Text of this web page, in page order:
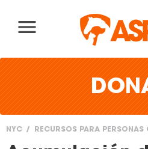
You
NYC RECURSOS PARA PERSONAS